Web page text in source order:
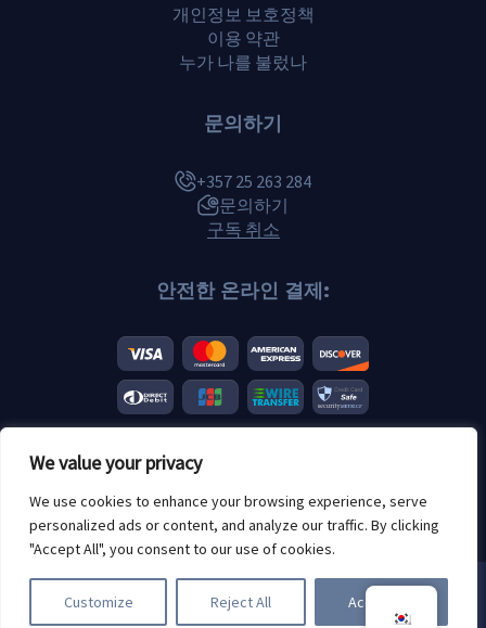
We value your privacy
We use cookies to enhance your browsing experience, serve
personalized ads or content, and analyze our traffic. By clicking
"Accept All", you consent to our use of cookies.
Customize Reject All Accept All
개인정보 보호정책
이용 약관
누가 나를 불렀나
문의하기
+357 25 263 284
문의하기
구독 취소
안전한 온라인 결제:
© 2026 Scannero.blog. 모든 브랜드는 해당 소유자의 자산입니다.
연령 제한: 18세 이상
쿠키를 사용합니다. Scannero를 사용
하면 다음을 수락하게 됩니다.쿠키 정